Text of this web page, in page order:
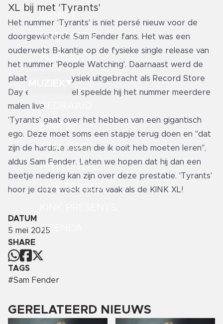
GEMIST
PODCASTS
PLAYLISTS
GEDRAAID
KINK XL
KINK 1500
HITLIJSTEN
LIVE SESSIES
AGENDA
XL bij met 'Tyrants'
Het nummer 'Tyrants' is niet persé nieuw voor de
doorgewinterde Sam Fender fans. Het was een
ouderwets B-kantje op de fysieke single release van
het nummer 'People Watching'. Daarnaast werd de
plaat nog eens fysiek uitgebracht als Record Store
Day exclusive. Wel speelde hij het nummer meerdere
malen live.
'Tyrants' gaat over het hebben van een gigantisch
ego. Deze moet soms een stapje terug doen en "dat
zijn de hardste lessen die ik ooit heb moeten leren",
aldus Sam Fender. Laten we hopen dat hij dan een
beetje nederig kan zijn over deze prestatie. 'Tyrants'
hoor je deze week extra vaak als de KINK XL!
DATUM
5 mei 2025
SHARE
TAGS
#Sam Fender
GERELATEERD NIEUWS